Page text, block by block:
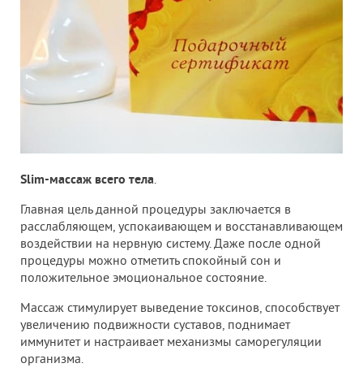
Slim-массаж всего тела.
Главная цель данной процедуры заключается в
расслабляющем, успокаивающем и восстанавливающем
воздействии на нервную систему. Даже после одной
процедуры можно отметить спокойный сон и
положительное эмоциональное состояние.
Массаж стимулирует выведение токсинов, способствует
увеличению подвижности суставов, поднимает
иммунитет и настраивает механизмы саморегуляции
организма.